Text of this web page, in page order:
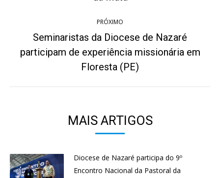
PRÓXIMO
Próximo
post:
Seminaristas da Diocese de Nazaré
participam de experiência missionária em
Floresta (PE)
MAIS ARTIGOS
Diocese de Nazaré participa do 9º
Encontro Nacional da Pastoral da